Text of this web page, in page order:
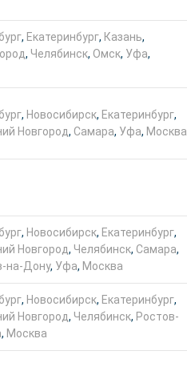
, Екатеринбург, Казань,
, Челябинск, Омск, Уфа,
, Новосибирск, Екатеринбург,
Новгород, Самара, Уфа, Москва
, Новосибирск, Екатеринбург,
Новгород, Челябинск, Самара,
на-Дону, Уфа, Москва
, Новосибирск, Екатеринбург,
Новгород, Челябинск, Ростов-
, Москва